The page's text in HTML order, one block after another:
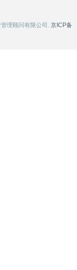
理顾问有限公司. 京ICP备